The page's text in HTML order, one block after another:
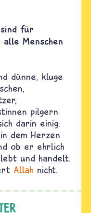
für
alle Menschen
dünne, kluge
pilgern
darin einig:
dem Herzen
ob er ehrlich
und handelt.
Allah nicht.